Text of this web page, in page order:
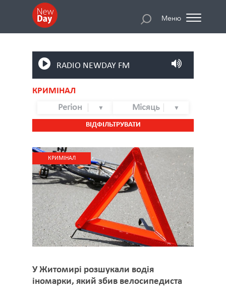
Меню
RADIO NEWDAY FM
КРИМІНАЛ
Регіон
Місяць
ВІДФІЛЬТРУВАТИ
КРИМІНАЛ
У Житомирі розшукали водія
іномарки, який збив велосипедиста